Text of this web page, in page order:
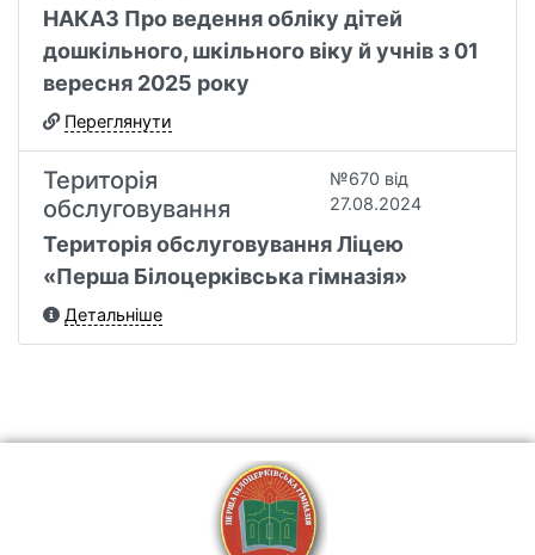
НАКАЗ Про ведення обліку дітей
дошкільного, шкільного віку й учнів з 01
вересня 2025 року
Переглянути
Територія
обслуговування
№670 від
27.08.2024
Територія обслуговування Ліцею
«Перша Білоцерківська гімназія»
Детальніше